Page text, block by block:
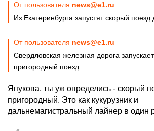
От пользователя news@e1.ru
Из Екатеринбурга запустят скорый поезд
От пользователя news@e1.ru
Свердловская железная дорога
пригородный поезд
Япукова, ты уж определись - скорый
пригородный. Это как кукурузник и
дальнемагистральный лайнер в один